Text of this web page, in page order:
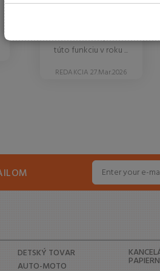
Slovensku a prečo
túto funkciu v roku ...
REDAKCIA 27.Mar.2026
DETSKÝ TOVAR
AUTO-MOTO